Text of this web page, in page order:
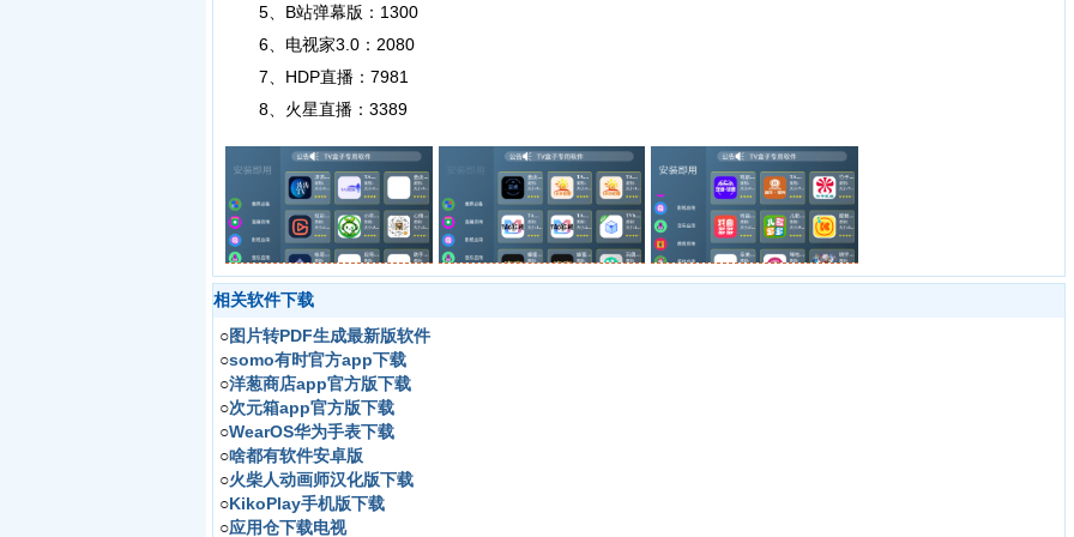
5、B站弹幕版：1300
6、电视家3.0：2080
7、HDP直播：7981
8、火星直播：3389
相关软件下载
○图片转PDF生成最新版软件
○somo有时官方app下载
○洋葱商店app官方版下载
○次元箱app官方版下载
○WearOS华为手表下载
○啥都有软件安卓版
○火柴人动画师汉化版下载
○KikoPlay手机版下载
○应用仓下载电视